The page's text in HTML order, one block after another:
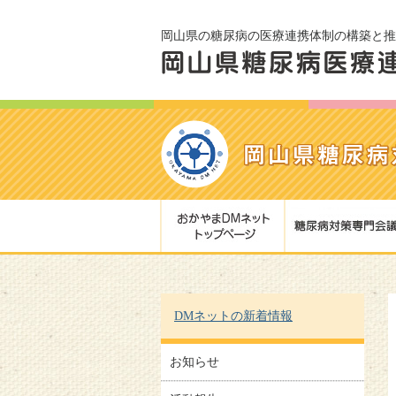
岡山県の糖尿病の医療連携体制の構築と
DMネットの新着情報
お知らせ